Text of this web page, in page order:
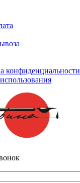
конфиденциальности